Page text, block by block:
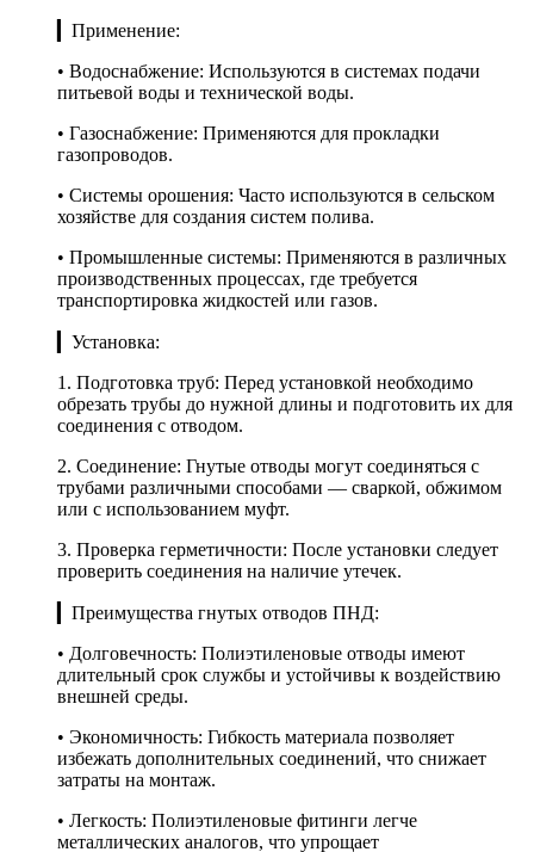
▎Применение:
• Водоснабжение: Используются в системах подачи
питьевой воды и технической воды.
• Газоснабжение: Применяются для прокладки
газопроводов.
• Системы орошения: Часто используются в сельском
хозяйстве для создания систем полива.
• Промышленные системы: Применяются в различных
производственных процессах, где требуется
транспортировка жидкостей или газов.
▎Установка:
1. Подготовка труб: Перед установкой необходимо
обрезать трубы до нужной длины и подготовить их для
соединения с отводом.
2. Соединение: Гнутые отводы могут соединяться с
трубами различными способами — сваркой, обжимом
или с использованием муфт.
3. Проверка герметичности: После установки следует
проверить соединения на наличие утечек.
▎Преимущества гнутых отводов ПНД:
• Долговечность: Полиэтиленовые отводы имеют
длительный срок службы и устойчивы к воздействию
внешней среды.
• Экономичность: Гибкость материала позволяет
избежать дополнительных соединений, что снижает
затраты на монтаж.
• Легкость: Полиэтиленовые фитинги легче
металлических аналогов, что упрощает